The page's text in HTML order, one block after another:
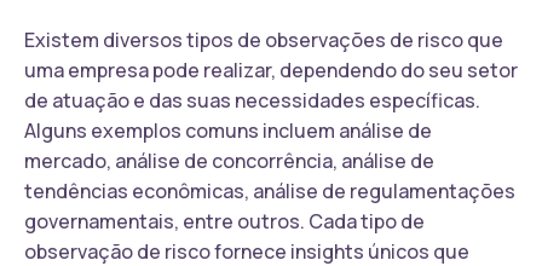
Existem diversos tipos de observações de risco que
uma empresa pode realizar, dependendo do seu setor
de atuação e das suas necessidades específicas.
Alguns exemplos comuns incluem análise de
mercado, análise de concorrência, análise de
tendências econômicas, análise de regulamentações
governamentais, entre outros. Cada tipo de
observação de risco fornece insights únicos que